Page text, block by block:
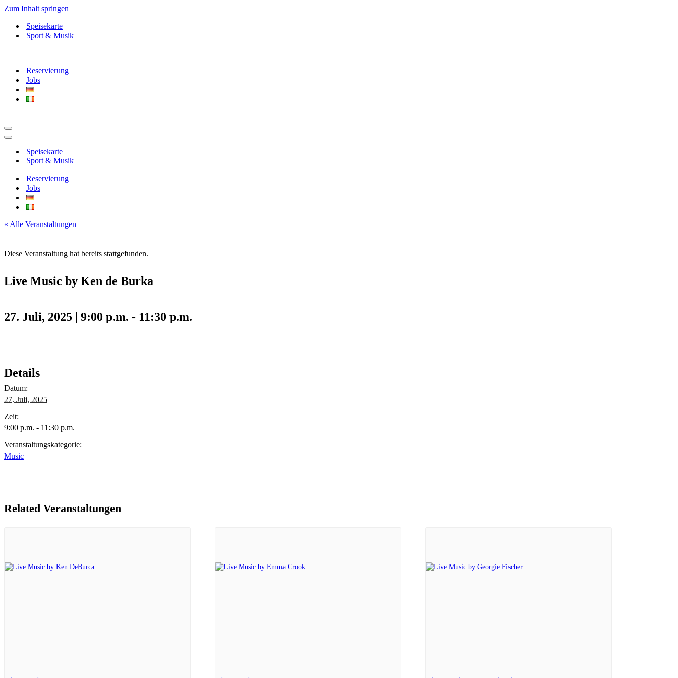
Zum Inhalt springen
Speisekarte
Sport & Musik
Reservierung
Jobs
Navigationsmenü
Navigationsmenü
Speisekarte
Sport & Musik
Reservierung
Jobs
« Alle Veranstaltungen
Diese Veranstaltung hat bereits stattgefunden.
Live Music by Ken de Burka
27. Juli, 2025 | 9:00 p.m. - 11:30 p.m.
Details
Datum:
27. Juli, 2025
Zeit:
9:00 p.m. - 11:30 p.m.
Veranstaltungskategorie:
Music
Related Veranstaltungen